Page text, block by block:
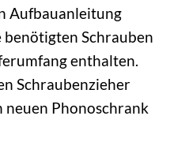
Aufbauanleitung
Schrauben
enthalten.
Schraubenzieher
neuen Phonoschrank